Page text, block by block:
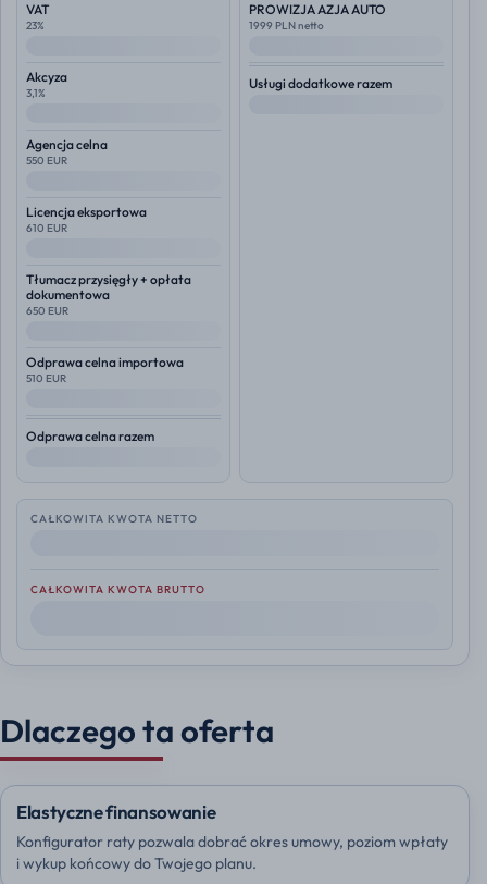
VAT
23%
Akcyza
3,1%
Agencja celna
550 EUR
Licencja eksportowa
610 EUR
Tłumacz przysięgły + opłata
dokumentowa
650 EUR
Odprawa celna importowa
510 EUR
Odprawa celna razem
PROWIZJA AZJA AUTO
1999 PLN netto
Usługi dodatkowe razem
CAŁKOWITA KWOTA NETTO
CAŁKOWITA KWOTA BRUTTO
Dlaczego ta oferta
Elastyczne finansowanie
Konfigurator raty pozwala dobrać okres umowy, poziom wpłaty
i wykup końcowy do Twojego planu.